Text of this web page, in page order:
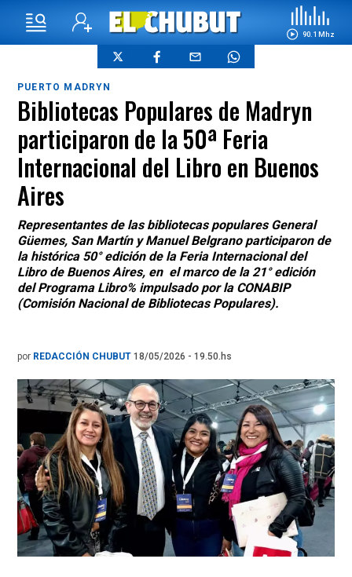
90.1 Mhz
PUERTO MADRYN
Bibliotecas Populares de Madryn
participaron de la 50ª Feria
Internacional del Libro en Buenos
Aires
Representantes de las bibliotecas populares General
Güemes, San Martín y Manuel Belgrano participaron de
la histórica 50° edición de la Feria Internacional del
Libro de Buenos Aires, en el marco de la 21° edición
del Programa Libro% impulsado por la CONABIP
(Comisión Nacional de Bibliotecas Populares).
por REDACCIÓN CHUBUT 18/05/2026 - 19.50.hs